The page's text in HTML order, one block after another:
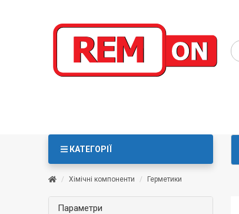
КАТЕГОРІЇ
Хімічні компоненти Герметики
Параметри